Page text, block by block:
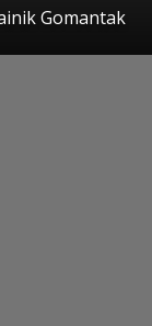
Gomantak